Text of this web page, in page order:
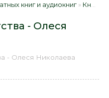
книг и аудиокниг » Книги
- Олеся
- Олеся Николаева